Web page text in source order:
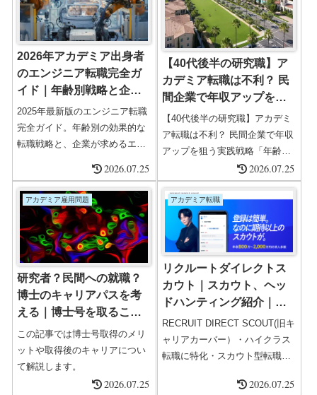
で、2025年最新版の実務ガイド
です。
2026年アカデミア出身者
のエンジニア転職完全ガ
イド｜年齢別戦略と企業
が求める人物像
2025年最新版のエンジニア転職
完全ガイド。年齢別の効果的な
転職戦略と、企業が求めるエン
成功するための心構えや応募・
面接対策も掲載。理想のキャリ
アと年収アップを目指すエンジ
ニア必見。
2026.07.25
【40代後半の研究職】ア
カデミア転職は不利？ 民
間企業で年収アップを狙
う実践戦略
【40代後半の研究職】アカデミ
ア転職は不利？ 民間企業で年収
アップを狙う実践戦略「年齢が
高いから不利」と言われがちな
アカデミア転職でも、戦い方を
間違えなければ十分にチャンス
はあります。特に40代後半の研
究職は、専門性の深さ、再現性
の高い問題解決力、プロジェク
ト推進力をどう企業向けに翻訳
できるかで結果が変わります。
目次 アカデミア転職が不利と言
れる強み 年収アップが起...
2026.07.25
アカデミア雇用問題
研究者？民間への就職？
博士のキャリアパスを考
える｜博士号を取ること
の意味・メリット・
この記事では博士号取得のメリ
ットや取得後のキャリアについ
て解説します。
2026.07.25
アカデミア転職
リクルートダイレクトス
カウト｜スカウト、ヘッ
ドハンティング紹介｜口
コミ評判
RECRUIT DIRECT SCOUT(旧キ
ャリアカーバー）・ハイクラス
転職に特化・スカウト型転職エ
実力は高い本当にスカウトが届
2026.07.25